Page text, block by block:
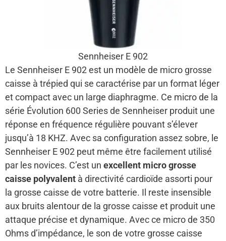
Sennheiser E 902
Le Sennheiser E 902 est un modèle de micro grosse
caisse à trépied qui se caractérise par un format léger
et compact avec un large diaphragme. Ce micro de la
série Évolution 600 Series de Sennheiser produit une
réponse en fréquence régulière pouvant s’élever
jusqu’à 18 KHZ. Avec sa configuration assez sobre, le
Sennheiser E 902 peut même être facilement utilisé
par les novices. C’est un excellent micro grosse
caisse polyvalent à directivité cardioïde assorti pour
la grosse caisse de votre batterie. Il reste insensible
aux bruits alentour de la grosse caisse et produit une
attaque précise et dynamique. Avec ce micro de 350
Ohms d’impédance, le son de votre grosse caisse